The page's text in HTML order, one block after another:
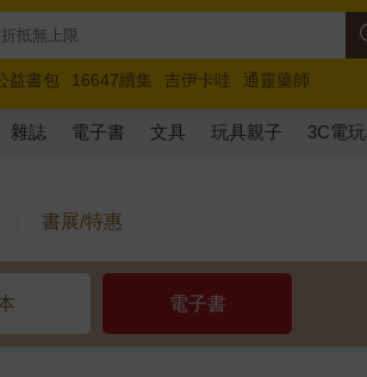
益書包 16647續集 吉伊卡哇
通靈藥師
斯克 玩具總動員5 超慢跑
雜誌 電子書 文具 玩具親子 3C電玩
書展/特惠
電子書